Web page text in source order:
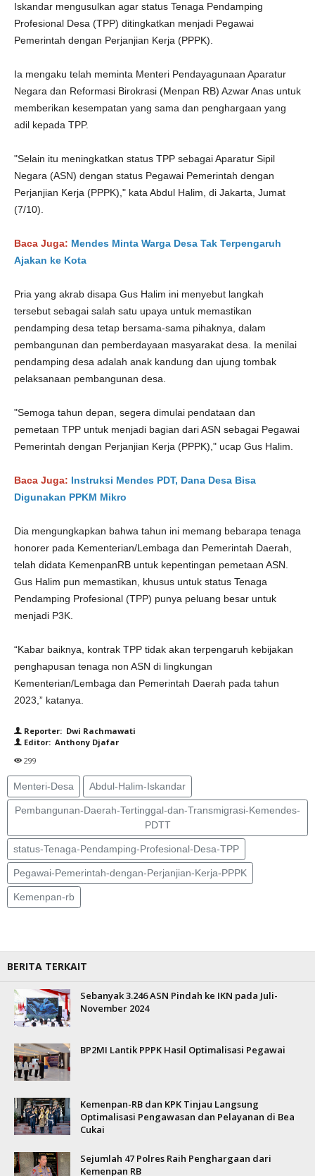
Iskandar mengusulkan agar status Tenaga Pendamping
Profesional Desa (TPP) ditingkatkan menjadi Pegawai
Pemerintah dengan Perjanjian Kerja (PPPK).
Ia mengaku telah meminta Menteri Pendayagunaan Aparatur
Negara dan Reformasi Birokrasi (Menpan RB) Azwar Anas untuk
memberikan kesempatan yang sama dan penghargaan yang
adil kepada TPP.
"Selain itu meningkatkan status TPP sebagai Aparatur Sipil
Negara (ASN) dengan status Pegawai Pemerintah dengan
Perjanjian Kerja (PPPK)," kata Abdul Halim, di Jakarta, Jumat
(7/10).
Baca Juga: Mendes Minta Warga Desa Tak Terpengaruh
Ajakan ke Kota
Pria yang akrab disapa Gus Halim ini menyebut langkah
tersebut sebagai salah satu upaya untuk memastikan
pendamping desa tetap bersama-sama pihaknya, dalam
pembangunan dan pemberdayaan masyarakat desa. Ia menilai
pendamping desa adalah anak kandung dan ujung tombak
pelaksanaan pembangunan desa.
"Semoga tahun depan, segera dimulai pendataan dan
pemetaan TPP untuk menjadi bagian dari ASN sebagai Pegawai
Pemerintah dengan Perjanjian Kerja (PPPK)," ucap Gus Halim.
Baca Juga: Instruksi Mendes PDT, Dana Desa Bisa
Digunakan PPKM Mikro
Dia mengungkapkan bahwa tahun ini memang bebarapa tenaga
honorer pada Kementerian/Lembaga dan Pemerintah Daerah,
telah didata KemenpanRB untuk kepentingan pemetaan ASN.
Gus Halim pun memastikan, khusus untuk status Tenaga
Pendamping Profesional (TPP) punya peluang besar untuk
menjadi P3K.
“Kabar baiknya, kontrak TPP tidak akan terpengaruh kebijakan
penghapusan tenaga non ASN di lingkungan
Kementerian/Lembaga dan Pemerintah Daerah pada tahun
2023,” katanya.
Reporter: Dwi Rachmawati
Editor: Anthony Djafar
299
Menteri-Desa Abdul-Halim-Iskandar
Pembangunan-Daerah-Tertinggal-dan-Transmigrasi-Kemendes-
PDTT
status-Tenaga-Pendamping-Profesional-Desa-TPP
Pegawai-Pemerintah-dengan-Perjanjian-Kerja-PPPK
Kemenpan-rb
BERITA TERKAIT
Sebanyak 3.246 ASN Pindah ke IKN pada Juli-
November 2024
BP2MI Lantik PPPK Hasil Optimalisasi Pegawai
Kemenpan-RB dan KPK Tinjau Langsung
Optimalisasi Pengawasan dan Pelayanan di Bea
Cukai
Sejumlah 47 Polres Raih Penghargaan dari
Kemenpan RB